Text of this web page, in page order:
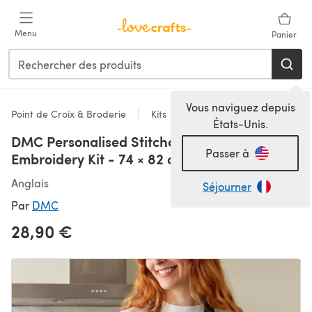
Menu Panier
Vous naviguez depuis
États-Unis.
Passer à
Séjourner
Point de Croix & Broderie Kits
DMC Personalised Stitchable Apron
Embroidery Kit - 74 × 82 cm
Anglais
Par DMC
28,90 €